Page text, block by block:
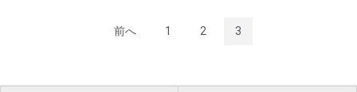
前へ 1 2 3